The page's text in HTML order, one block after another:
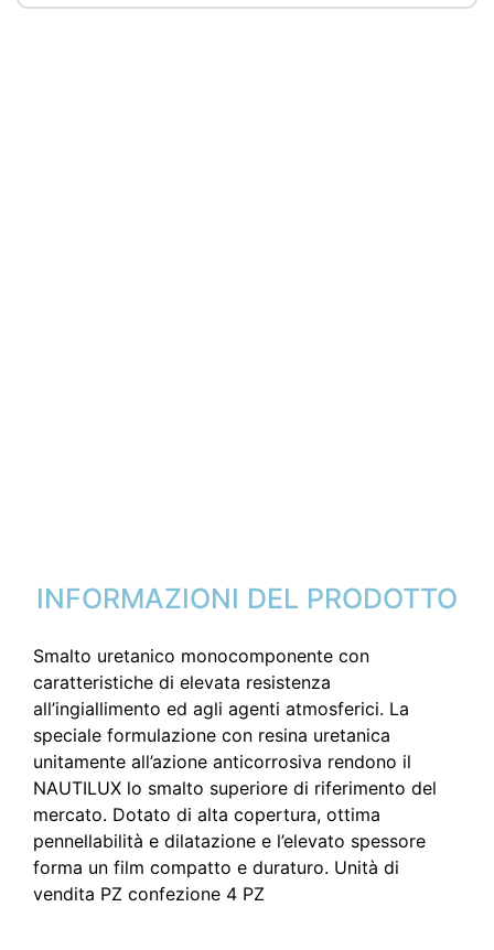
INFORMAZIONI DEL PRODOTTO
Smalto uretanico monocomponente con
caratteristiche di elevata resistenza
all’ingiallimento ed agli agenti atmosferici. La
speciale formulazione con resina uretanica
unitamente all’azione anticorrosiva rendono il
NAUTILUX lo smalto superiore di riferimento del
mercato. Dotato di alta copertura, ottima
pennellabilità e dilatazione e l’elevato spessore
forma un film compatto e duraturo. Unità di
vendita PZ confezione 4 PZ